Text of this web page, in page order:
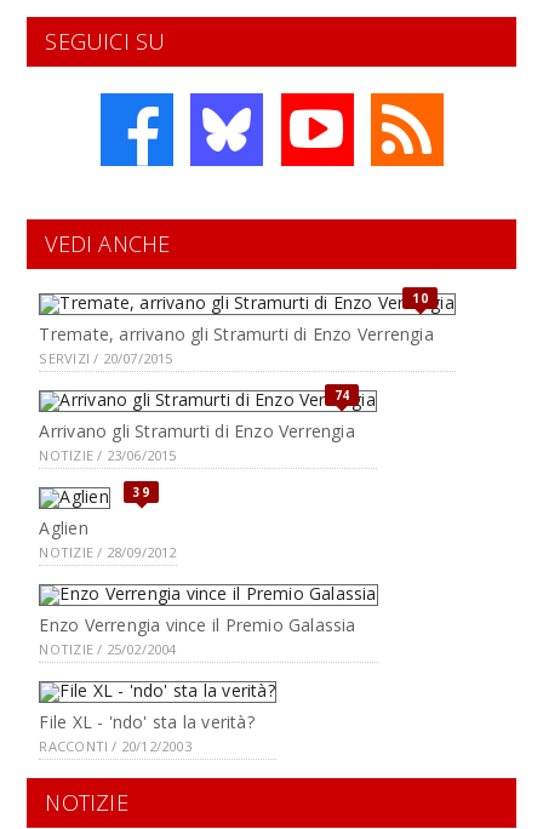
SEGUICI SU
VEDI ANCHE
10
Tremate, arrivano gli Stramurti di Enzo Verrengia
SERVIZI / 20/07/2015
74
Arrivano gli Stramurti di Enzo Verrengia
NOTIZIE / 23/06/2015
39
Aglien
NOTIZIE / 28/09/2012
Enzo Verrengia vince il Premio Galassia
NOTIZIE / 25/02/2004
File XL - 'ndo' sta la verità?
RACCONTI / 20/12/2003
NOTIZIE